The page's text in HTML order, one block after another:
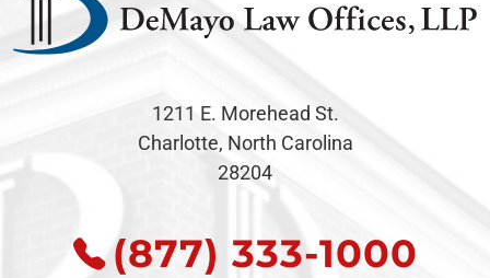
1211 E. Morehead St.
Charlotte, North Carolina
28204
(877) 333-1000